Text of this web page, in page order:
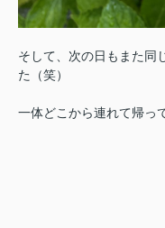
そして、次の日もまた同
た（笑）
一体どこから連れて帰っ